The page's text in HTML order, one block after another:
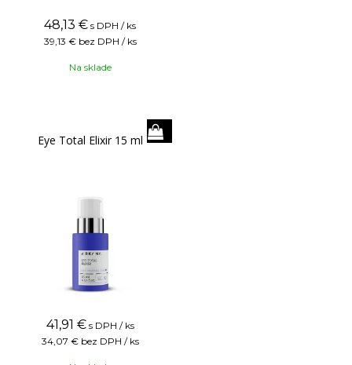
48,13 € s DPH / ks
39,13 € bez DPH / ks
Na sklade
Eye Total Elixir 15 ml
41,91 € s DPH / ks
34,07 € bez DPH / ks